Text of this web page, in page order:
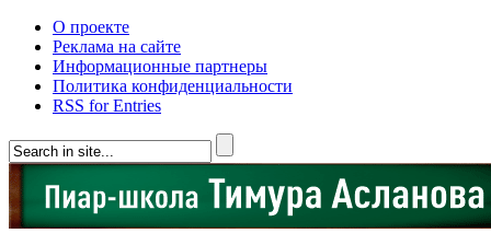
О проекте
Реклама на сайте
Информационные партнеры
Политика конфиденциальности
RSS for Entries